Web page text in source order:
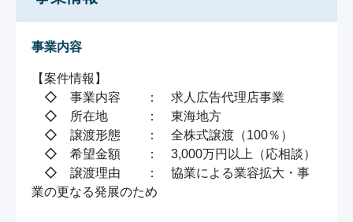
事業内容
【案件情報】
◇　事業内容　　：　求人広告代理店事業
◇　所在地　　　：　東海地方
◇　譲渡形態　　：　全株式譲渡（100％）
◇　希望金額　　：　3,000万円以上（応相談）
◇　譲渡理由　　：　協業による業容拡大・事
業の更なる発展のため